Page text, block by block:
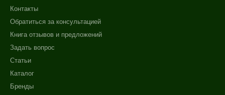
Восстановление
Моделирование
Обновление
Показать еще
Назначение против
Акне
Контакты
Обратиться за консультацией
Книга отзывов и предложений
Задать вопрос
Статьи
Каталог
Бренды
Не показывать предложение о консультации